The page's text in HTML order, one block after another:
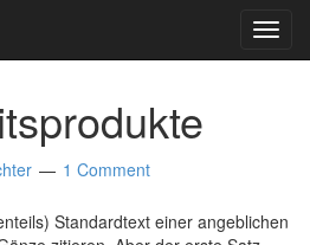
1 Comment
Standardtext einer angeblichen